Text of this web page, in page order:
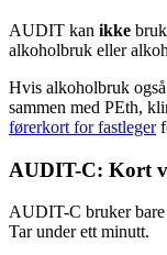
AUDIT kan ikke
alkoholbruk eller
Hvis alkoholbruk
sammen med PEth,
førerkort for fastleger
AUDIT-C: Kort
AUDIT-C bruker bare
Tar under ett minutt.